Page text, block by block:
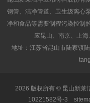
钢管、洁净管道、卫生级离心
净和食品等需要制程污染控制
应昆山、南京、上
地址：江苏省昆山市陆家镇
2026 版权所有 © 昆山新
10221582号-3